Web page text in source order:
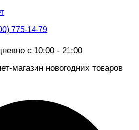
775-14-79
с 10:00 - 21:00
магазин новогодних товаров